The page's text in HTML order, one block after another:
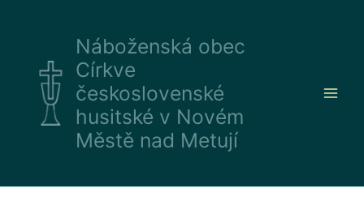
Náboženská obec
Církve
československé
husitské v Novém
Městě nad Metují
1922)